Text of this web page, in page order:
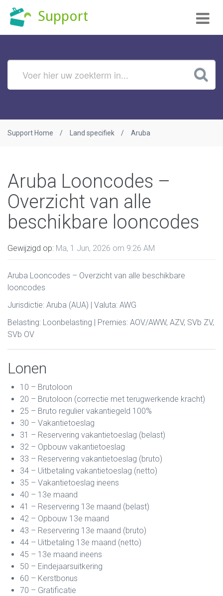
Support
Support Home Land specifiek Aruba
Aruba Looncodes –
Overzicht van alle
beschikbare looncodes
Gewijzigd op: Ma, 1 Jun, 2026 om 9:26 AM
Aruba Looncodes – Overzicht van alle beschikbare
looncodes
Jurisdictie: Aruba (AUA) | Valuta: AWG
Belasting: Loonbelasting | Premies: AOV/AWW, AZV, SVb ZV,
SVb OV
Lonen
10 – Brutoloon
20 – Brutoloon (correctie met terugwerkende kracht)
25 – Bruto regulier vakantiegeld 100%
30 – Vakantietoeslag
31 – Reservering vakantietoeslag (belast)
32 – Opbouw vakantietoeslag
33 – Reservering vakantietoeslag (bruto)
34 – Uitbetaling vakantietoeslag (netto)
35 – Vakantietoeslag ineens
40 – 13e maand
41 – Reservering 13e maand (belast)
42 – Opbouw 13e maand
43 – Reservering 13e maand (bruto)
44 – Uitbetaling 13e maand (netto)
45 – 13e maand ineens
50 – Eindejaarsuitkering
60 – Kerstbonus
70 – Gratificatie